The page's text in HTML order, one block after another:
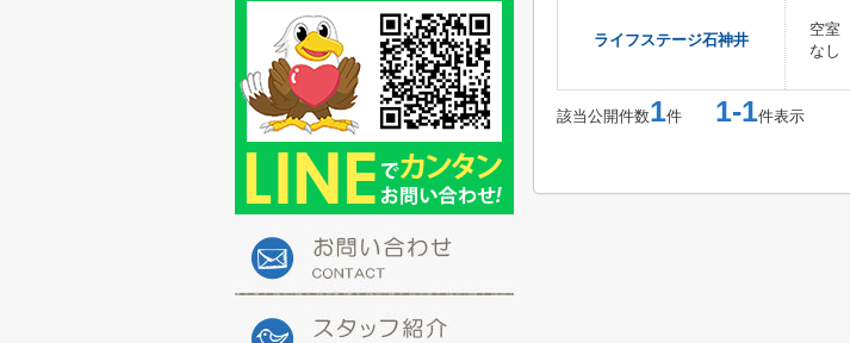
ライフステージ石神井
空室
なし
該当公開件数1件 1-1件表示